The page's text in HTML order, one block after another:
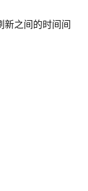
新之间的时间间